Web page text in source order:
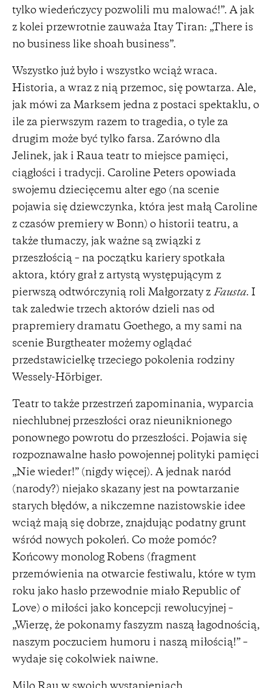
tylko wiedeńczycy pozwolili mu malować!”. A jak
z kolei przewrotnie zauważa Itay Tiran: „There is
no business like shoah business”.
Wszystko już było i wszystko wciąż wraca.
Historia, a wraz z nią przemoc, się powtarza. Ale,
jak mówi za Marksem jedna z postaci spektaklu, o
ile za pierwszym razem to tragedia, o tyle za
drugim może być tylko farsa. Zarówno dla
Jelinek, jak i Raua teatr to miejsce pamięci,
ciągłości i tradycji. Caroline Peters opowiada
swojemu dziecięcemu alter ego (na scenie
pojawia się dziewczynka, która jest małą Caroline
z czasów premiery w Bonn) o historii teatru, a
także tłumaczy, jak ważne są związki z
przeszłością – na początku kariery spotkała
aktora, który grał z artystą występującym z
pierwszą odtwórczynią roli Małgorzaty z Fausta. I
tak zaledwie trzech aktorów dzieli nas od
prapremiery dramatu Goethego, a my sami na
scenie Burgtheater możemy oglądać
przedstawicielkę trzeciego pokolenia rodziny
Wessely-Hörbiger.
Teatr to także przestrzeń zapominania, wyparcia
niechlubnej przeszłości oraz nieuniknionego
ponownego powrotu do przeszłości. Pojawia się
rozpoznawalne hasło powojennej polityki pamięci
„Nie wieder!” (nigdy więcej). A jednak naród
(narody?) niejako skazany jest na powtarzanie
starych błędów, a nikczemne nazistowskie idee
wciąż mają się dobrze, znajdując podatny grunt
wśród nowych pokoleń. Co może pomóc?
Końcowy monolog Robens (fragment
przemówienia na otwarcie festiwalu, które w tym
roku jako hasło przewodnie miało Republic of
Love) o miłości jako koncepcji rewolucyjnej –
„Wierzę, że pokonamy faszyzm naszą łagodnością,
naszym poczuciem humoru i naszą miłością!” –
wydaje się cokolwiek naiwne.